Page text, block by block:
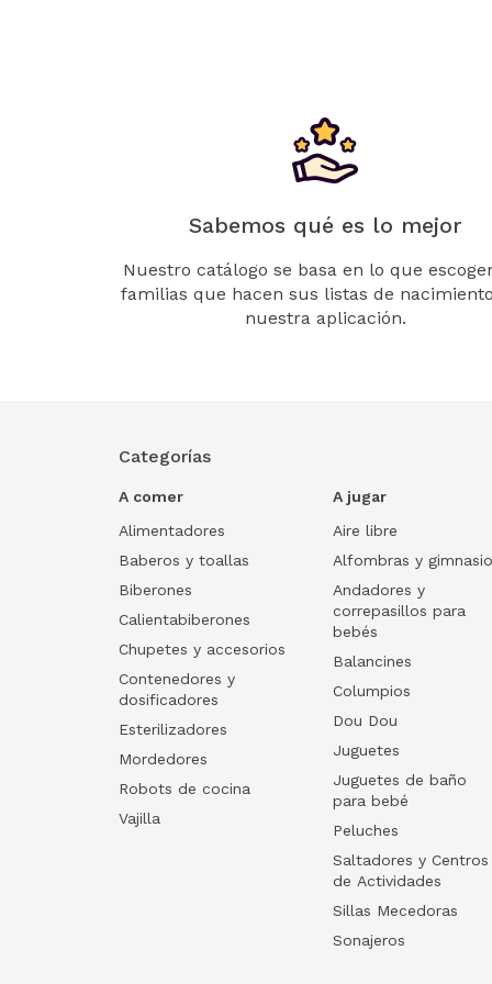
Sabemos qué es lo mejor
Nuestro catálogo se basa en lo que
familias que hacen sus listas de
nuestra aplicación.
Categorías
A comer
Alimentadores
Baberos y toallas
Biberones
Calientabiberones
Chupetes y accesorios
Contenedores y
dosificadores
Esterilizadores
Mordedores
Robots de cocina
Vajilla
A jugar
Aire libre
Alfombras y
Andadores y
correpasillos para
bebés
Balancines
Columpios
Dou Dou
Juguetes
Juguetes de baño
para bebé
Peluches
Saltadores y Centros
de Actividades
Sillas Mecedoras
Sonajeros